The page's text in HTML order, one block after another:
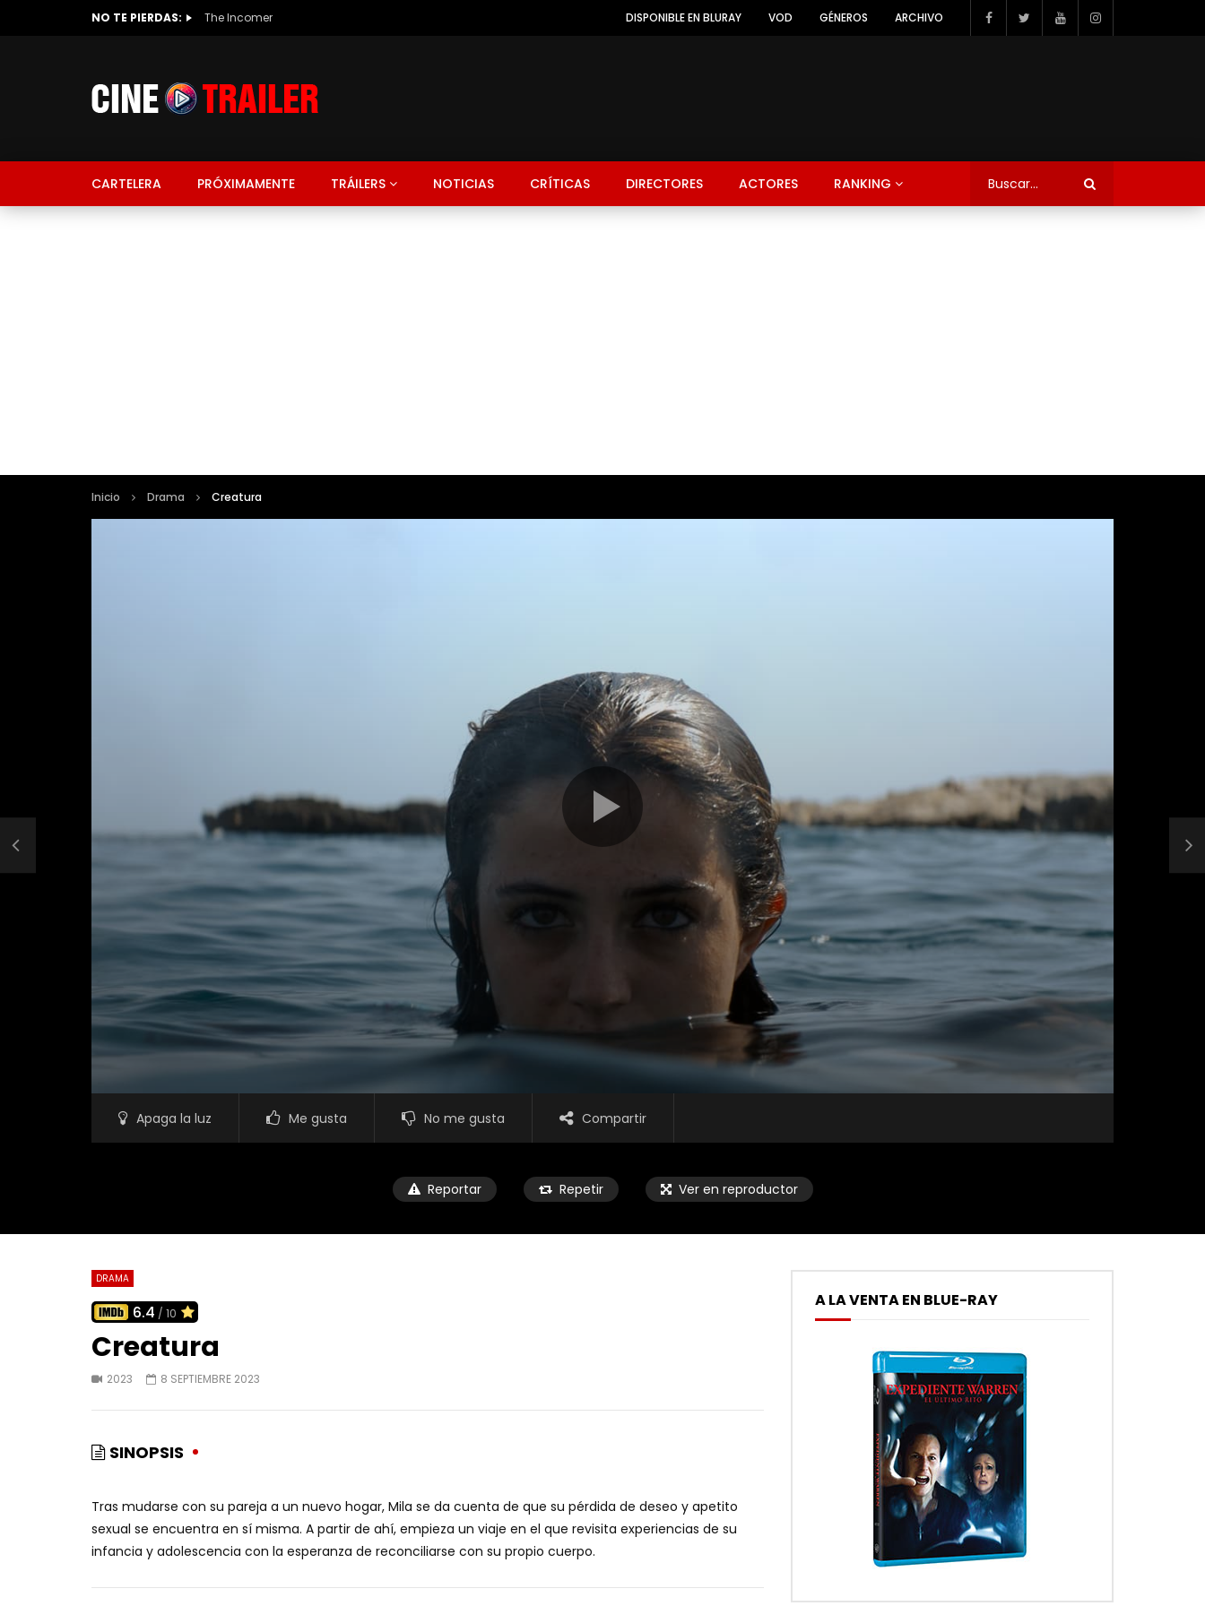
NO TE PIERDAS: The Incomer DISPONIBLE EN BLURAY VOD GÉNEROS ARCHIVO
CARTELERA PRÓXIMAMENTE TRÁILERS NOTICIAS CRÍTICAS DIRECTORES ACTORES RANKING
Inicio Drama Creatura
Apaga la luz Me gusta No me gusta Compartir
Reportar Repetir Ver en reproductor
DRAMA
6.4 / 10
Creatura
2023 8 SEPTIEMBRE 2023
SINOPSIS
Tras mudarse con su pareja a un nuevo hogar, Mila se da cuenta de que su pérdida de deseo y apetito
sexual se encuentra en sí misma. A partir de ahí, empieza un viaje en el que revisita experiencias de su
infancia y adolescencia con la esperanza de reconciliarse con su propio cuerpo.
A LA VENTA EN BLUE-RAY